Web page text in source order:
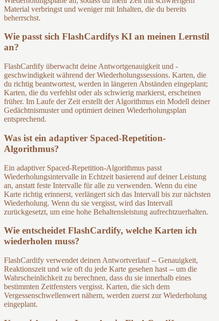
Material verbringst und weniger mit Inhalten, die du bereits
beherrschst.
Wie passt sich FlashCardifys KI an meinen Lernstil
an?
FlashCardify überwacht deine Antwortgenauigkeit und -
geschwindigkeit während der Wiederholungssessions. Karten, die
du richtig beantwortest, werden in längeren Abständen eingeplant;
Karten, die du verfehlst oder als schwierig markierst, erscheinen
früher. Im Laufe der Zeit erstellt der Algorithmus ein Modell deiner
Gedächtnismuster und optimiert deinen Wiederholungsplan
entsprechend.
Was ist ein adaptiver Spaced-Repetition-
Algorithmus?
Ein adaptiver Spaced-Repetition-Algorithmus passt
Wiederholungsintervalle in Echtzeit basierend auf deiner Leistung
an, anstatt feste Intervalle für alle zu verwenden. Wenn du eine
Karte richtig erinnerst, verlängert sich das Intervall bis zur nächsten
Wiederholung. Wenn du sie vergisst, wird das Intervall
zurückgesetzt, um eine hohe Behaltensleistung aufrechtzuerhalten.
Wie entscheidet FlashCardify, welche Karten ich
wiederholen muss?
FlashCardify verwendet deinen Antwortverlauf -- Genauigkeit,
Reaktionszeit und wie oft du jede Karte gesehen hast -- um die
Wahrscheinlichkeit zu berechnen, dass du sie innerhalb eines
bestimmten Zeitfensters vergisst. Karten, die sich dem
Vergessenschwellenwert nähern, werden zuerst zur Wiederholung
eingeplant.